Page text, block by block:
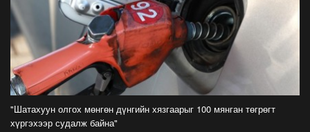
ФОТО: Хөл бөмбөгийн ДАШТ-д анх удаа
зохион байгуулсан завсарлагааны шоу
тоглолтоос
2026-07-20
ФОТО: Дэлхийн хошой аварга Испани
аваргын цомоо өргөлөө
"Шатахуун олгох мөнгөн дүнгийн хязгаарыг 100 мянган төгрөгт
хүргэхээр судалж байна"